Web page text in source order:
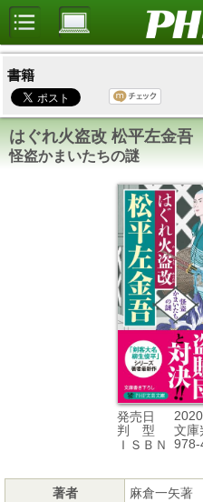
書籍
はぐれ火盗改 松平左金吾
怪盗かまいたちの謎
発売日
判 型
文庫
ＩＳＢＮ
978-
著者 麻倉一矢著